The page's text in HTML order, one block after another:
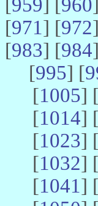
959 960
[971] [972
[983] [984
[995] [
[1005] [
[1014] [
[1023] [
[1032] [
[1041] [